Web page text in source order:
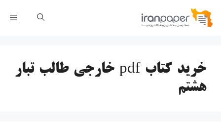
پرش
خرید کتاب pdf خارجی طالب تبار
هشتم